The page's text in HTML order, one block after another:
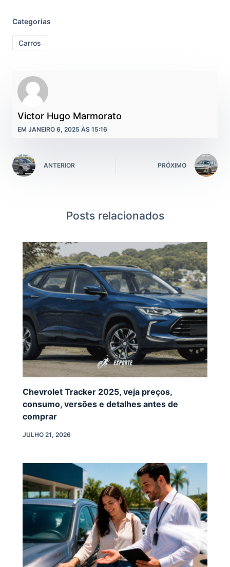
Categorias
Carros
Victor Hugo Marmorato
EM JANEIRO 6, 2025 ÀS 15:16
ANTERIOR PRÓXIMO
Posts relacionados
Chevrolet Tracker 2025, veja preços,
consumo, versões e detalhes antes de
comprar
JULHO 21, 2026